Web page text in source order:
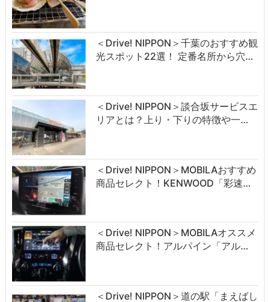
＜Drive! NIPPON＞千葉のおすすめ観
光スポット22選！ 定番名所から穴…
＜Drive! NIPPON＞談合坂サービスエ
リアとは？上り・下りの特徴や一…
＜Drive! NIPPON＞MOBILAおすすめ
商品セレクト！KENWOOD「彩速…
＜Drive! NIPPON＞MOBILAオススメ
商品セレクト！アルパイン「アル…
＜Drive! NIPPON＞道の駅「まえばし